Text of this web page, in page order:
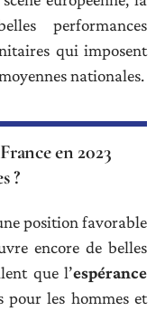
performances
qui imposent
nationales.
en 2023
?
position favorable
encore de belles
que l’espérance
pour les hommes et